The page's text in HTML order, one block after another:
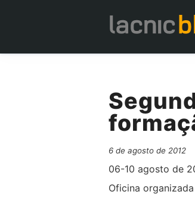
6 de agosto de 2012
06-10 agosto de
Oficina